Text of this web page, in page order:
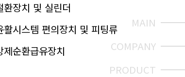
MAIN
COMPANY
PRODUCT
환장치 및 실린더
활시스템 편의장치 및 피팅류
제순환급유장치